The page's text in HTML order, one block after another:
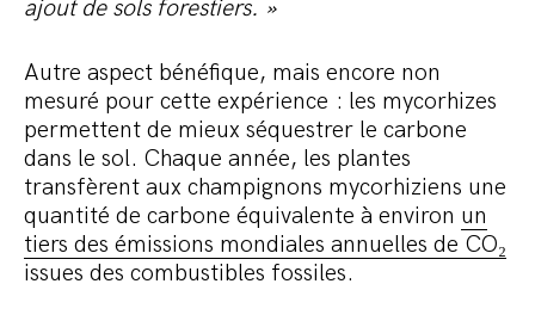
ajout de sols forestiers. »
Autre aspect bénéfique, mais encore non
mesuré pour cette expérience : les mycorhizes
permettent de mieux séquestrer le carbone
dans le sol. Chaque année, les plantes
transfèrent aux champignons mycorhiziens une
quantité de carbone équivalente à environ un
tiers des émissions mondiales annuelles de CO₂
issues des combustibles fossiles.